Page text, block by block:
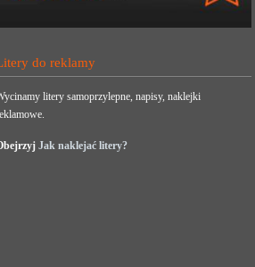
do reklamy
litery samoprzylepne, napisy, naklejki
Jak naklejać litery?